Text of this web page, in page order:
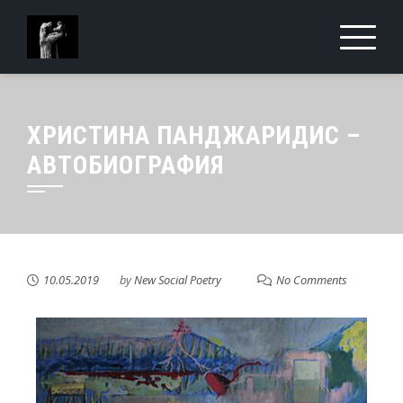
ХРИСТИНА ПАНДЖАРИДИС –
АВТОБИОГРАФИЯ
10.05.2019 byNew Social Poetry No Comments